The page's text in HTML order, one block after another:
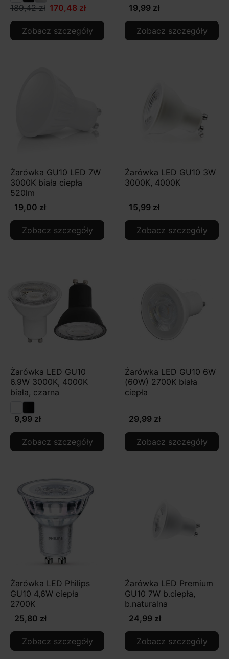
189,42 zł 170,48 zł
Zobacz szczegóły
19,99 zł
Zobacz szczegóły
Żarówka GU10 LED 7W
3000K biała ciepła
520lm
19,00 zł
Zobacz szczegóły
Żarówka LED GU10 3W
3000K, 4000K
15,99 zł
Zobacz szczegóły
Żarówka LED GU10
6.9W 3000K, 4000K
biała, czarna
9,99 zł
Zobacz szczegóły
Żarówka LED GU10 6W
(60W) 2700K biała
ciepła
29,99 zł
Zobacz szczegóły
Żarówka LED Philips
GU10 4,6W ciepła
2700K
25,80 zł
Zobacz szczegóły
Żarówka LED Premium
GU10 7W b.ciepła,
b.naturalna
24,99 zł
Zobacz szczegóły